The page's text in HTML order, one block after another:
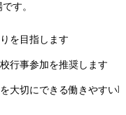
す。
を目指します
行事参加を推奨します
大切にできる働きやすい